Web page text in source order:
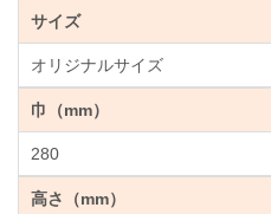
サイズ
オリジナルサイズ
巾（mm）
280
高さ（mm）